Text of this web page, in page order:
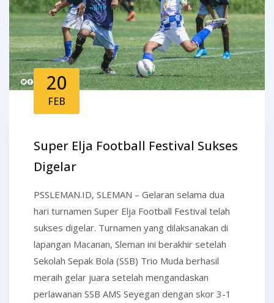
20
FEB
Super Elja Football Festival Sukses
Digelar
PSSLEMAN.ID, SLEMAN – Gelaran selama dua
hari turnamen Super Elja Football Festival telah
sukses digelar. Turnamen yang dilaksanakan di
lapangan Macanan, Sleman ini berakhir setelah
Sekolah Sepak Bola (SSB) Trio Muda berhasil
meraih gelar juara setelah mengandaskan
perlawanan SSB AMS Seyegan dengan skor 3-1